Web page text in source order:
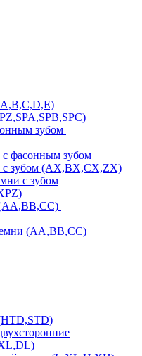
зубом
фасонным зубом
зубом (AX,BX,CX,ZX)
с зубом
(AA,BB,CC)